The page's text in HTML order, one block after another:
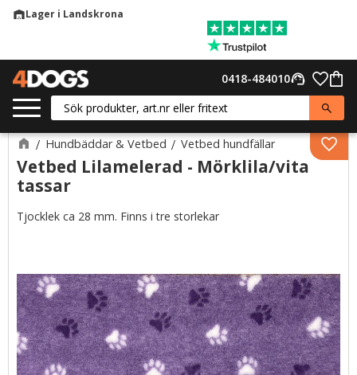
warehouseLager i Landskrona
support_agent
0418-484010
Hundbäddar & Vetbed Vetbed hundfällar
Vetbed Lilamelerad - Mörklila/vita
tassar
Tjocklek ca 28 mm. Finns i tre storlekar